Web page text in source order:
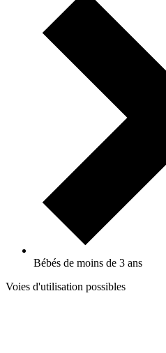
Bébés de moins de 3 ans
Voies d'utilisation possibles